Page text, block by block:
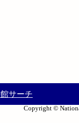
サーチ
Copyright ©